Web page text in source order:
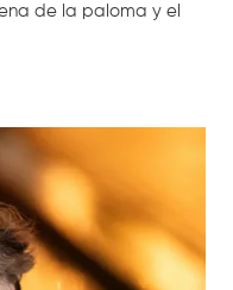
de la paloma y el